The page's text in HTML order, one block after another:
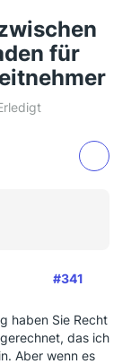
für
#341
haben Sie Recht
das ich
Aber wenn es